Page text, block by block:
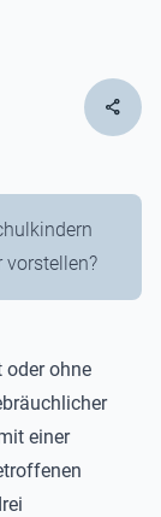
share
oder ohne
einer